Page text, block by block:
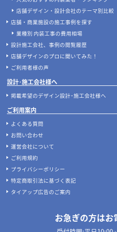
当サイトについて
店舗設計施工.comとは
マッチングサービスについて
案件あんしん保証サポート
店舗開業･改装をご検討中の方へ
内装の費用相場シミュレーター
無料相談フォーム
【2026年最新】店舗開業・改装に使える
店舗デザイン・設計会社のテーマ別比較